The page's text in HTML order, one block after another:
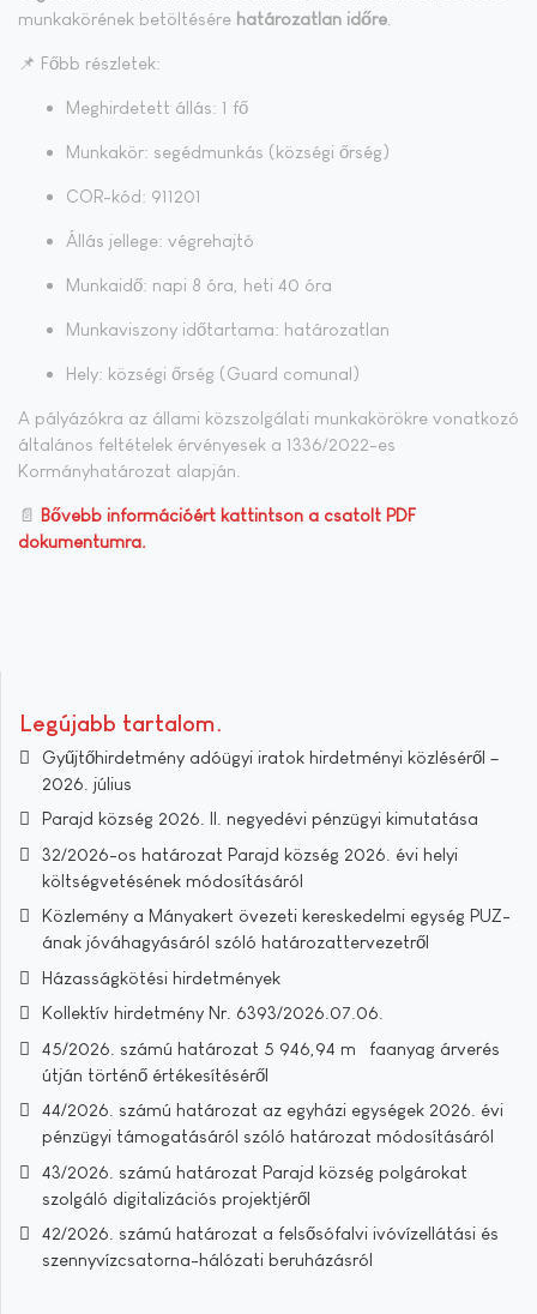
munkakörének betöltésére határozatlan időre
📌 Főbb részletek:
Meghirdetett állás: 1 fő
Munkakör: segédmunkás (községi őrség)
COR-kód: 911201
Állás jellege: végrehajtó
Munkaidő: napi 8 óra, heti 40 óra
Munkaviszony időtartama: határozatlan
Hely: községi őrség (Guard comunal)
A pályázókra az állami közszolgálati munkakörökre vonatkozó
általános feltételek érvényesek a 1336/2022-es
Kormányhatározat alapján.
📄 Bővebb információért kattintson a csatolt PDF
dokumentumra.
Legújabb tartalom
Gyűjtőhirdetmény adóügyi iratok hirdetményi közléséről –
2026. július
Parajd község 2026. II. negyedévi pénzügyi kimutatása
32/2026-os határozat Parajd község 2026. évi helyi
költségvetésének módosításáról
Közlemény a Mányakert övezeti kereskedelmi egység PUZ-
ának jóváhagyásáról szóló határozattervezetről
Házasságkötési hirdetmények
Kollektív hirdetmény Nr. 6393/2026.07.06.
45/2026. számú határozat 5 946,94 m³ faanyag árverés
útján történő értékesítéséről
44/2026. számú határozat az egyházi egységek 2026. évi
pénzügyi támogatásáról szóló határozat módosításáról
43/2026. számú határozat Parajd község polgárokat
szolgáló digitalizációs projektjéről
42/2026. számú határozat a felsősófalvi ivóvízellátási és
szennyvízcsatorna-hálózati beruházásról